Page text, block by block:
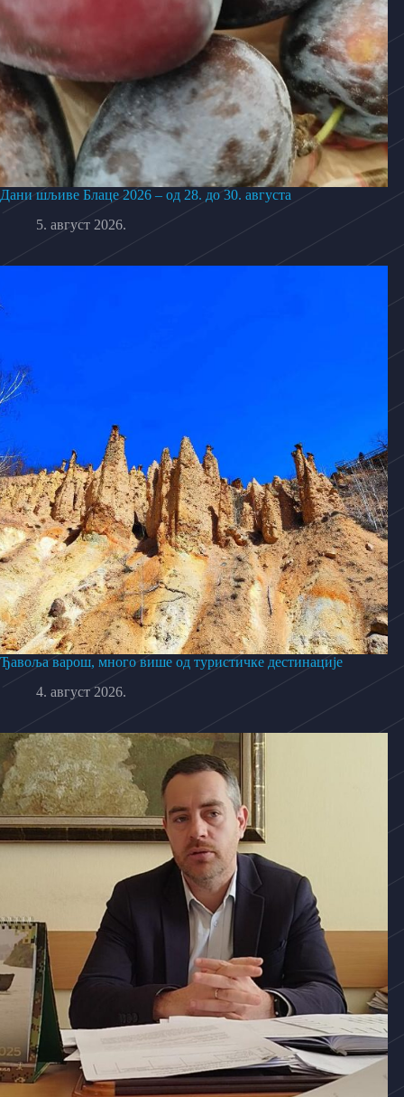
Дани шљиве Блаце 2026 – од 28. до 30. августа
5. август 2026.
Ђавоља варош, много више од туристичке дестинације
4. август 2026.